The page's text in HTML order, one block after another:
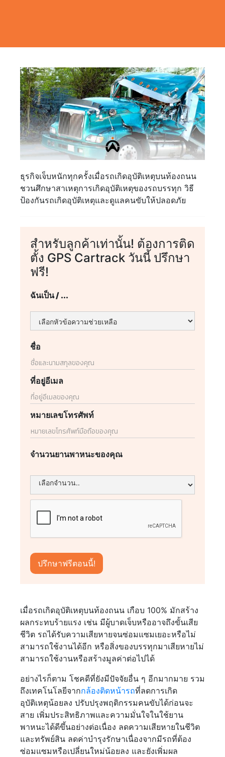
สำหรับลูกค้าเท่านั้น! ต้องการติด
ตั้ง GPS Cartrack วันนี้ ปรึกษา
ฟรี!
ฉันเป็น / ...
ชื่อ
ที่อยู่อีเมล
หมายเลขโทรศัพท์
จำนวนยานพาหนะของคุณ
เมื่อรถเกิดอุบัติเหตุบนท้องถนน เกือบ 100% มักสร้าง
ผลกระทบร้ายแรง เช่น มีผู้บาดเจ็บหรืออาจถึงขั้นเสีย
ชีวิต รถได้รับความเสียหายจนซ่อมแซมเยอะหรือไม่
สามารถใช้งานได้อีก หรือสิ่งของบรรทุกมาเสียหายไม่
สามารถใช้งานหรือสร้างมูลค่าต่อไปได้
อย่างไรก็ตาม โชคดีที่ยังมีปัจจัยอื่น ๆ อีกมากมาย รวม
ถึงเทคโนโลยีจากกล้องติดหน้ารถที่ลดการเกิด
อุบัติเหตุน้อยลง ปรับปรุงพฤติกรรมคนขับได้ก่อนจะ
สาย เพิ่มประสิทธิภาพและความมั่นใจในใช้ยาน
พาหนะได้ดีขึ้นอย่างต่อเนื่อง ลดความเสียหายในชีวิต
และทรัพย์สิน ลดค่าบำรุงรักษาเนื่องจากมีรถที่ต้อง
ซ่อมแซมหรือเปลี่ยนใหม่น้อยลง และยังเพิ่มผล
ธุรกิจเจ็บหนักทุกครั้งเมื่อรถเกิดอุบัติเหตุบนท้องถนน
ชวนศึกษาสาเหตุการเกิดอุบัติเหตุของรถบรรทุก วิธี
ป้องกันรถเกิดอุบัติเหตุและดูแลคนขับให้ปลอดภัย